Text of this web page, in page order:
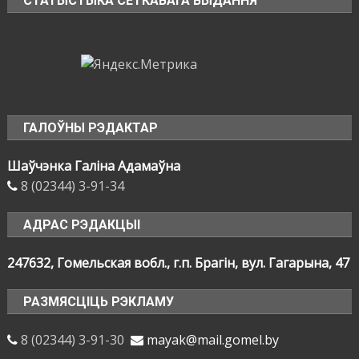
ГАЛОЎНЫ РЭДАКТАР
Шаўчэнка Галіна Адамаўна
8 (02344) 3-91-34
АДРАС РЭДАКЦЫІ
247632, Гомельская вобл., г.п. Брагін, вул. Гагарына, 47
РАЗМЯСЦІЦЬ РЭКЛАМУ
8 (02344) 3-91-30 mayak@mail.gomel.by